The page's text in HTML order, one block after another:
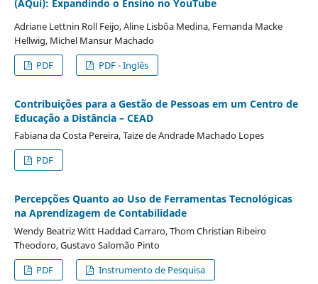
(AQuí): Expandindo o Ensino no YouTube
Adriane Lettnin Roll Feijo, Aline Lisbôa Medina, Fernanda Macke
Hellwig, Michel Mansur Machado
PDF
PDF - Inglês
Contribuições para a Gestão de Pessoas em um Centro de
Educação a Distância – CEAD
Fabiana da Costa Pereira, Taize de Andrade Machado Lopes
PDF
Percepções Quanto ao Uso de Ferramentas Tecnológicas
na Aprendizagem de Contabilidade
Wendy Beatriz Witt Haddad Carraro, Thom Christian Ribeiro
Theodoro, Gustavo Salomão Pinto
PDF
Instrumento de Pesquisa